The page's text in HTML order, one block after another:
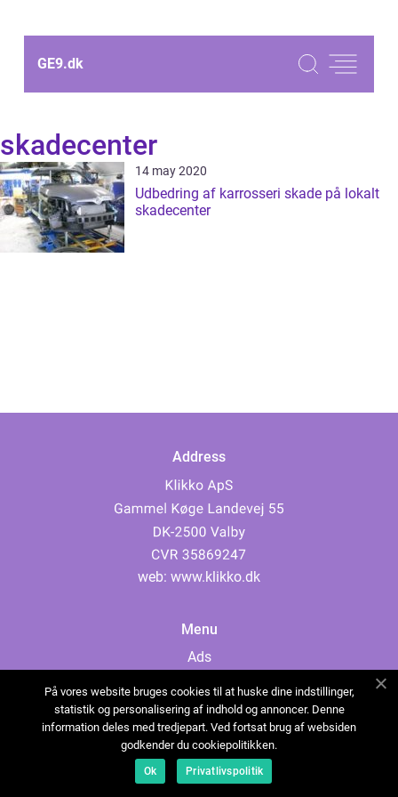
GE9.dk
skadecenter
14 may 2020
Udbedring af karrosseri skade på lokalt
skadecenter
Address
web: www.klikko.dk
Menu
Ads
Cookies
Contact
Sitemap
På vores website bruges cookies til at huske dine indstillinger,
statistik og personalisering af indhold og annoncer. Denne
information deles med tredjepart. Ved fortsat brug af websiden
godkender du cookiepolitikken.
Ok Privatlivspolitik